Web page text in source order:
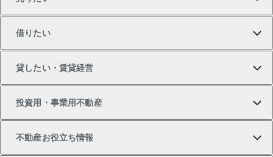
新築・分譲マンションの購入
中古マンションの購入
マンションの売却・査定
一戸建ての売却・査定
借りたい
借りたいTOP
物件を借りる
貸したい・賃貸経営
貸したいTOP
投資用・事業用不動産
不動産お役立ち情報